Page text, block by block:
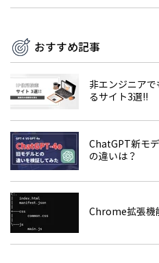
おすすめ記事
非エンジニア
るサイト3選!!
ChatGPT新モ
の違いは？
Chrome拡張機